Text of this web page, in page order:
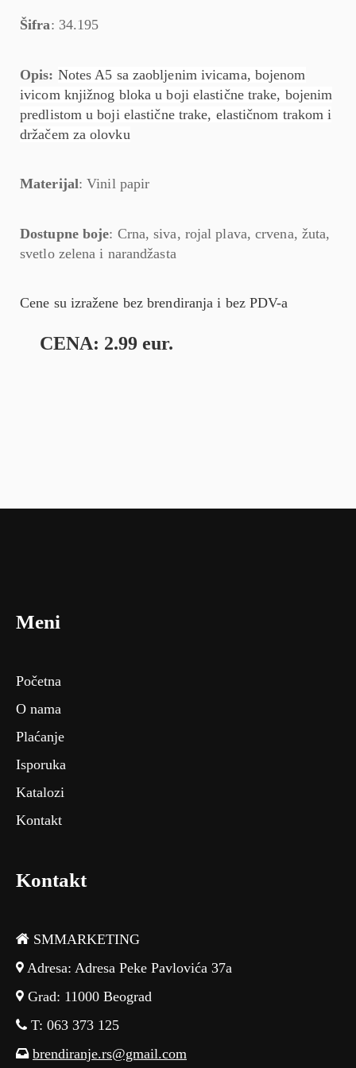
Šifra: 34.195
Opis: Notes A5 sa zaobljenim ivicama, bojenom
ivicom knjižnog bloka u boji elastične trake, bojenim
predlistom u boji elastične trake, elastičnom trakom i
držačem za olovku
Materijal: Vinil papir
Dostupne boje: Crna, siva, rojal plava, crvena, žuta,
svetlo zelena i narandžasta
Cene su izražene bez brendiranja i bez PDV-a
CENA: 2.99 eur.
Meni
Početna
O nama
Plaćanje
Isporuka
Katalozi
Kontakt
Kontakt
SMMARKETING
Adresa: Adresa Peke Pavlovića 37a
Grad: 11000 Beograd
T: 063 373 125
brendiranje.rs@gmail.com